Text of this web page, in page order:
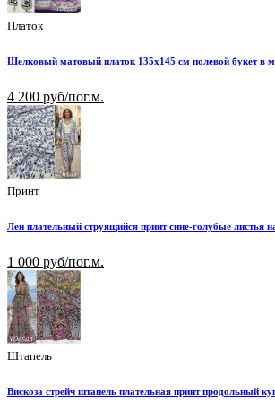
Платок
Шелковый матовый платок 135х145 см полевой букет в
4 200 руб/пог.м.
Принт
Лен плательный струящийся принт сине-голубые листья
1 000 руб/пог.м.
Штапель
Вискоза стрейч штапель плательная принт продольный